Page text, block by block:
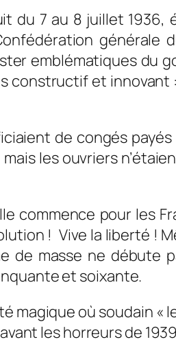
du 7 au 8 juillet
générale
emblématiques du
constructif et innovant
de congés
les ouvriers
commence pour les
! Vive la liberté !
masse ne débute
et soixante.
magique où soudain « l
les horreurs de